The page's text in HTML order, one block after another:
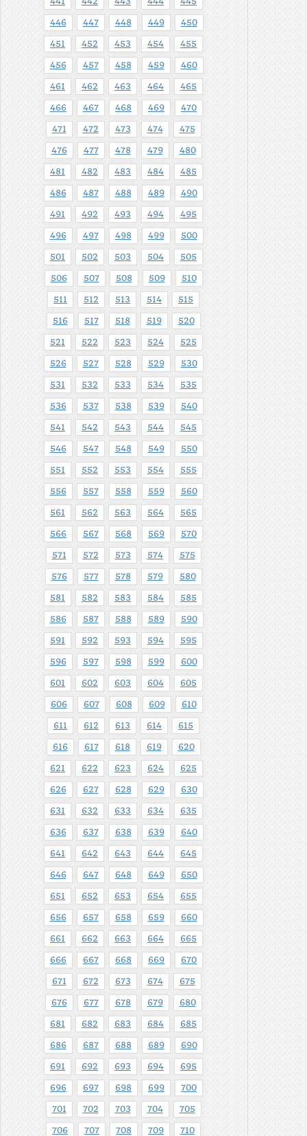
446 447 448 449 450
451 452 453 454 455
456 457 458 459 460
461 462 463 464 465
466 467 468 469 470
471 472 473 474 475
476 477 478 479 480
481 482 483 484 485
486 487 488 489 490
491 492 493 494 495
496 497 498 499 500
501 502 503 504 505
506 507 508 509 510
511 512 513 514 515
516 517 518 519 520
521 522 523 524 525
526 527 528 529 530
531 532 533 534 535
536 537 538 539 540
541 542 543 544 545
546 547 548 549 550
551 552 553 554 555
556 557 558 559 560
561 562 563 564 565
566 567 568 569 570
571 572 573 574 575
576 577 578 579 580
581 582 583 584 585
586 587 588 589 590
591 592 593 594 595
596 597 598 599 600
601 602 603 604 605
606 607 608 609 610
611 612 613 614 615
616 617 618 619 620
621 622 623 624 625
626 627 628 629 630
631 632 633 634 635
636 637 638 639 640
641 642 643 644 645
646 647 648 649 650
651 652 653 654 655
656 657 658 659 660
661 662 663 664 665
666 667 668 669 670
671 672 673 674 675
676 677 678 679 680
681 682 683 684 685
686 687 688 689 690
691 692 693 694 695
696 697 698 699 700
701 702 703 704 705
706 707 708 709 710